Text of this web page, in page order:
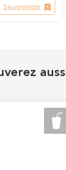
Sauvegarder